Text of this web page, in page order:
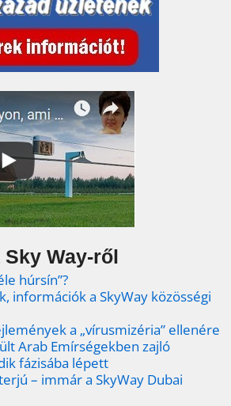
Way-ről
húrsín”?
információk a SkyWay közösségi
a „vírusmizéria” ellenére
Arab Emírségekben zajló
fázisába lépett
– immár a SkyWay Dubai